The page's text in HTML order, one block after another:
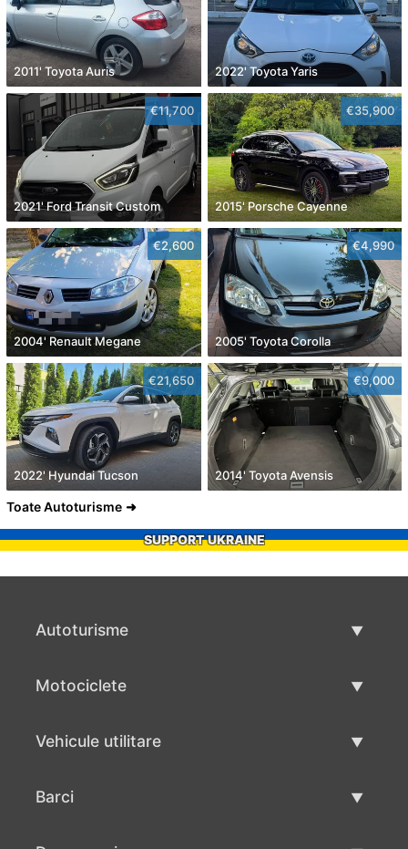
2011' Toyota Auris 2022' Toyota Yaris
€11,700
2021' Ford Transit Custom
€35,900
2015' Porsche Cayenne
€2,600
2004' Renault Megane
€4,990
2005' Toyota Corolla
€21,650
2022' Hyundai Tucson
€9,000
2014' Toyota Avensis
Toate Autoturisme
SUPPORT UKRAINE
Autoturisme
Motociclete
Vehicule utilitare
Barci